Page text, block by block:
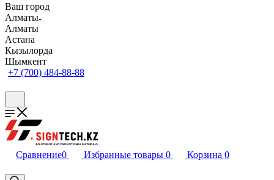
Ваш город
Алматы
Алматы
Астана
Кызылорда
Шымкент
+7 (700) 484-88-88
Сравнение0 Избранные товары 0 Корзина 0